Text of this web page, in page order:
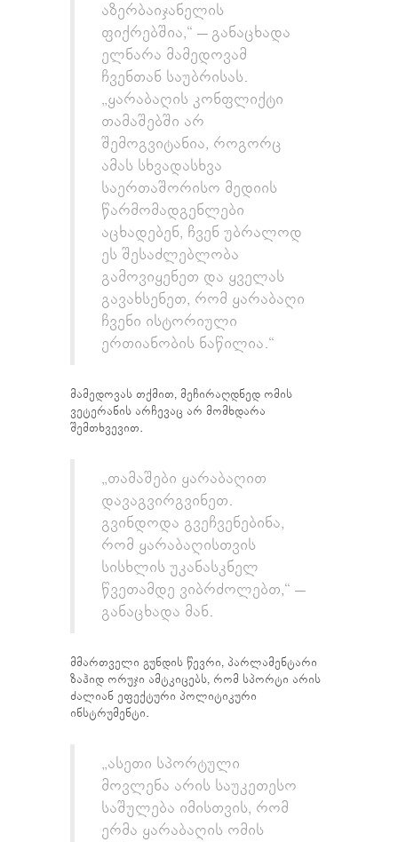
აზერბაიჯანელის
ფიქრებშია,“ – განაცხადა
ელნარა მამედოვამ
ჩვენთან საუბრისას.
„ყარაბაღის კონფლიქტი
თამაშებში არ
შემოგვიტანია, როგორც
ამას სხვადასხვა
საერთაშორისო მედიის
წარმომადგენლები
აცხადებენ, ჩვენ უბრალოდ
ეს შესაძლებლობა
გამოვიყენეთ და ყველას
გავახსენეთ, რომ ყარაბაღი
ჩვენი ისტორიული
ერთიანობის ნაწილია.“
მამედოვას თქმით, მეჩირაღდნედ ომის
ვეტერანის არჩევაც არ მომხდარა
შემთხვევით.
„თამაშები ყარაბაღით
დავაგვირგვინეთ.
გვინდოდა გვეჩვენებინა,
რომ ყარაბაღისთვის
სისხლის უკანასკნელ
წვეთამდე ვიბრძოლებთ,“ –
განაცხადა მან.
მმართველი გუნდის წევრი, პარლამენტარი
ზაჰიდ ორუჯი ამტკიცებს, რომ სპორტი არის
ძალიან ეფექტური პოლიტიკური
ინსტრუმენტი.
„ასეთი სპორტული
მოვლენა არის საუკეთესო
საშულება იმისთვის, რომ
ერმა ყარაბაღის ომის